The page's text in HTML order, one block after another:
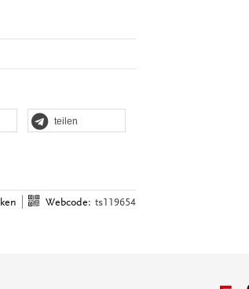
teilen
Webcode: ts119654